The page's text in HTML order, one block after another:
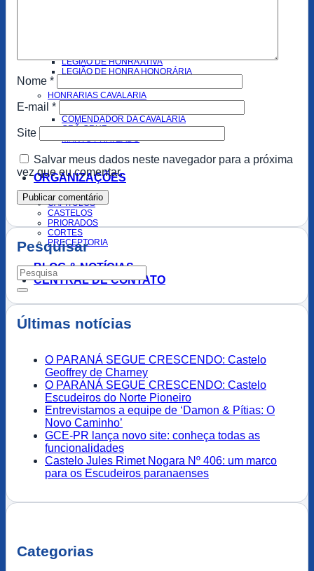
LEGIÃO DE HONRA ATIVA
LEGIÃO DE HONRA HONORÁRIA
HONRARIAS CAVALARIA
COMENDADOR DA CAVALARIA
GRÃ-CRUZ
MANTO PRATEADO
ORGANIZAÇÕES
CAPÍTULOS
CASTELOS
PRIORADOS
CORTES
PRECEPTORIA
BLOG & NOTÍCIAS
CENTRAL DE CONTATO
Nome *
E-mail *
Site
Salvar meus dados neste navegador para a próxima
vez que eu comentar.
Pesquisar
Últimas notícias
O PARANÁ SEGUE CRESCENDO: Castelo
Geoffrey de Charney
O PARANÁ SEGUE CRESCENDO: Castelo
Escudeiros do Norte Pioneiro
Entrevistamos a equipe de ‘Damon & Pítias: O
Novo Caminho’
GCE-PR lança novo site: conheça todas as
funcionalidades
Castelo Jules Rimet Nogara Nº 406: um marco
para os Escudeiros paranaenses
Categorias